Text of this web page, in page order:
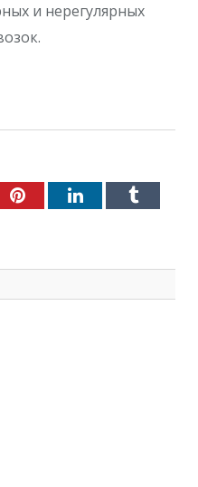
и нерегулярных
PinterestLinkedInTumblr